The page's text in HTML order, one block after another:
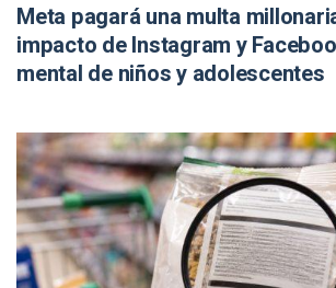
Meta pagará una multa
impacto de Instagram y
mental de niños y adolescentes